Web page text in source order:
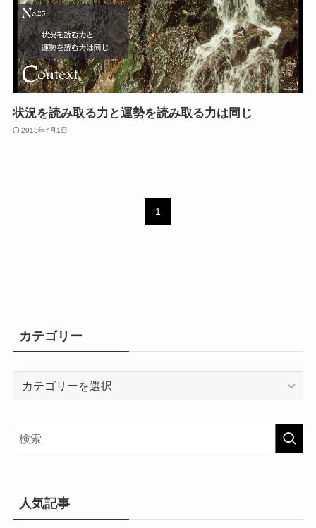
状況を読み取る力と運勢を読み取る力は同じ
2013年7月1日
1
カテゴリー
リ
人気記事